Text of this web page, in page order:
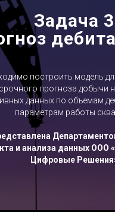
Задача 3
построить модель
прогноза добычи
данных по объемам
параметрам работы
и анализа данных ООО
Цифровые